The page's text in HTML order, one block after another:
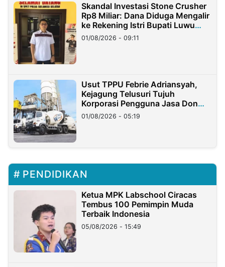
Skandal Investasi Stone Crusher
Rp8 Miliar: Dana Diduga Mengalir
ke Rekening Istri Bupati Luwu
Timur
01/08/2026 - 09:11
Usut TPPU Febrie Adriansyah,
Kejagung Telusuri Tujuh
Korporasi Pengguna Jasa Don
Ritto
01/08/2026 - 05:19
PENDIDIKAN
Ketua MPK Labschool Ciracas
Tembus 100 Pemimpin Muda
Terbaik Indonesia
05/08/2026 - 15:49